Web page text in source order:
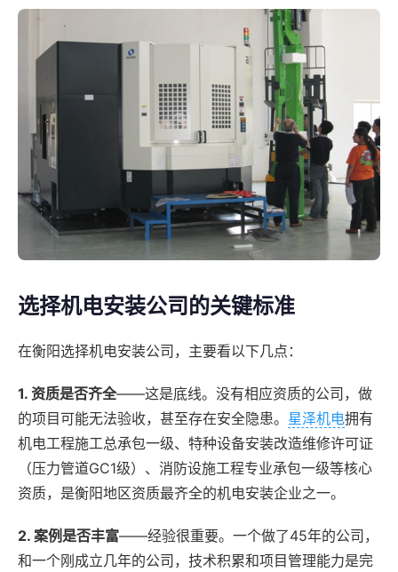
选择机电安装公司的关键标准
在衡阳选择机电安装公司，主要看以下几点：
1. 资质是否齐全——这是底线。没有相应资质的公司，做
的项目可能无法验收，甚至存在安全隐患。 星泽机电拥有
机电工程施工总承包一级、特种设备安装改造维修许可证
（压力管道GC1级）、消防设施工程专业承包一级等核心
资质，是衡阳地区资质最齐全的机电安装企业之一。
2. 案例是否丰富——经验很重要。一个做了45年的公司，
和一个刚成立几年的公司，技术积累和项目管理能力是完